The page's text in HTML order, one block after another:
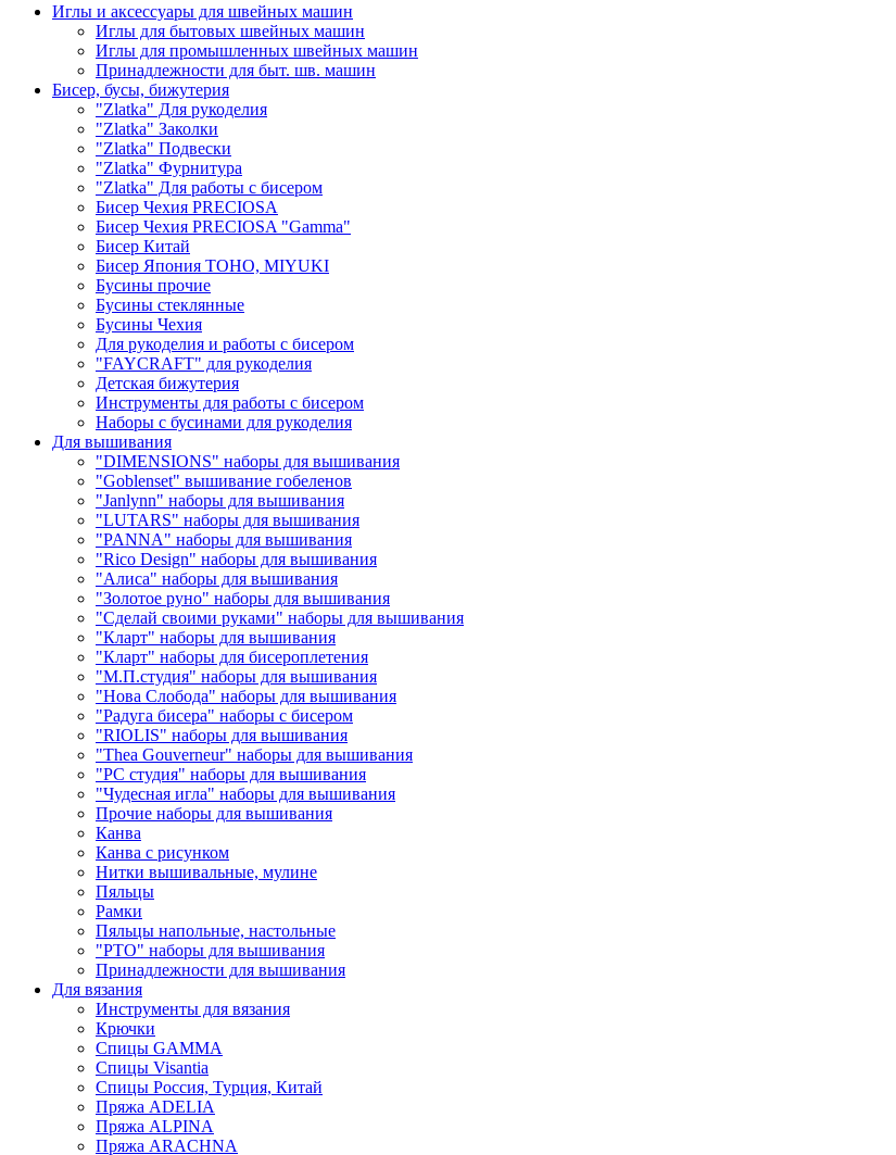
Иглы и аксессуары для швейных машин
Иглы для бытовых швейных машин
Иглы для промышленных швейных машин
Принадлежности для быт. шв. машин
Бисер, бусы, бижутерия
"Zlatka" Для рукоделия
"Zlatka" Заколки
"Zlatka" Подвески
"Zlatka" Фурнитура
"Zlatka" Для работы с бисером
Бисер Чехия PRECIOSA
Бисер Чехия PRECIOSA "Gamma"
Бисер Китай
Бисер Япония TOHO, MIYUKI
Бусины прочие
Бусины стеклянные
Бусины Чехия
Для рукоделия и работы с бисером
"FAYCRAFT" для рукоделия
Детская бижутерия
Инструменты для работы с бисером
Наборы с бусинами для рукоделия
Для вышивания
"DIMENSIONS" наборы для вышивания
"Goblenset" вышивание гобеленов
"Janlynn" наборы для вышивания
"LUTARS" наборы для вышивания
"PANNA" наборы для вышивания
"Rico Design" наборы для вышивания
"Алиса" наборы для вышивания
"Золотое руно" наборы для вышивания
"Сделай своими руками" наборы для вышивания
"Кларт" наборы для вышивания
"Кларт" наборы для бисероплетения
"М.П.студия" наборы для вышивания
"Нова Слобода" наборы для вышивания
"Радуга бисера" наборы с бисером
"RIOLIS" наборы для вышивания
"Thea Gouverneur" наборы для вышивания
"РС студия" наборы для вышивания
"Чудесная игла" наборы для вышивания
Прочие наборы для вышивания
Канва
Канва с рисунком
Нитки вышивальные, мулине
Пяльцы
Рамки
Пяльцы напольные, настольные
"РТО" наборы для вышивания
Принадлежности для вышивания
Для вязания
Инструменты для вязания
Крючки
Спицы GAMMA
Спицы Visantia
Спицы Россия, Турция, Китай
Пряжа ADELIA
Пряжа ALPINA
Пряжа ARACHNA